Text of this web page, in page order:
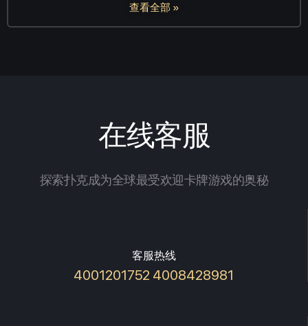
查看全部 »
在线客服
探索扑克成为全球最受欢迎卡牌游戏的奥秘
客服热线
4001201752 4008428981